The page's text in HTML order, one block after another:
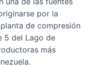
por la
de compresión
5 del Lago de
más